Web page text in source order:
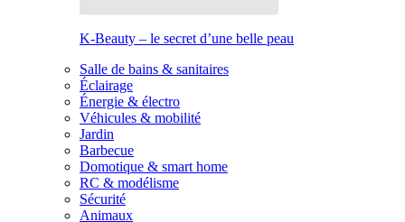
K-Beauty – le secret d’une belle peau
Salle de bains & sanitaires
Éclairage
Énergie & électro
Véhicules & mobilité
Jardin
Barbecue
Domotique & smart home
RC & modélisme
Sécurité
Animaux